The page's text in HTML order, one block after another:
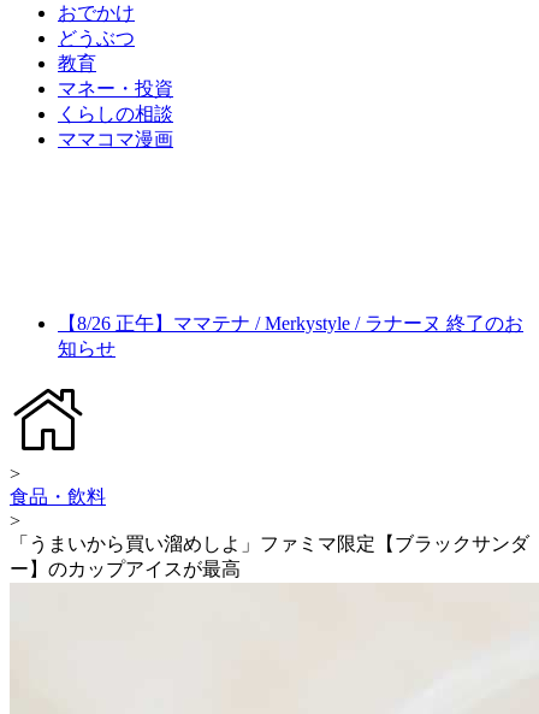
おでかけ
どうぶつ
教育
マネー・投資
くらしの相談
ママコマ漫画
【8/26 正午】ママテナ / Merkystyle / ラナーヌ 終了のお
知らせ
>
食品・飲料
>
「うまいから買い溜めしよ」ファミマ限定【ブラックサンダ
ー】のカップアイスが最高